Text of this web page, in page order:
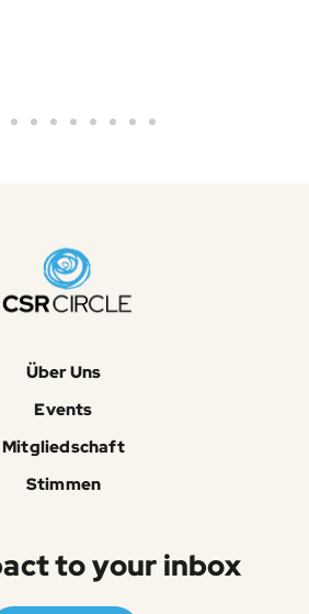
Über Uns
Events
Mitgliedschaft
Stimmen
to your inbox